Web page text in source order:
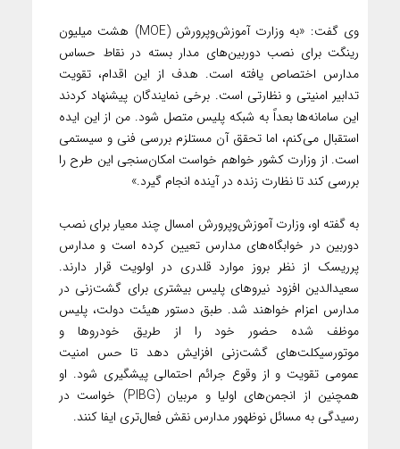
وی گفت: «به وزارت آموزش‌وپرورش (MOE) هشت میلیون
رینگت برای نصب دوربین‌های مدار بسته در نقاط حساس
مدارس اختصاص یافته است. هدف از این اقدام، تقویت
تدابیر امنیتی و نظارتی است. برخی نمایندگان پیشنهاد کردند
این سامانه‌ها بعداً به شبکه پلیس متصل شود. من از این ایده
استقبال می‌کنم، اما تحقق آن مستلزم بررسی فنی و سیستمی
است. از وزارت کشور خواهم خواست امکان‌سنجی این طرح را
بررسی کند تا نظارت زنده در آینده انجام گیرد.»
به گفته او، وزارت آموزش‌وپرورش امسال چند معیار برای نصب
دوربین در خوابگاه‌های مدارس تعیین کرده است و مدارس
پرریسک از نظر بروز موارد قلدری در اولویت قرار دارند.
سعیدالدین افزود نیروهای پلیس بیشتری برای گشت‌زنی در
مدارس اعزام خواهند شد. طبق دستور هیئت دولت، پلیس
موظف شده حضور خود را از طریق خودروها و
موتورسیکلت‌های گشت‌زنی افزایش دهد تا حس امنیت
عمومی تقویت و از وقوع جرائم احتمالی پیشگیری شود. او
همچنین از انجمن‌های اولیا و مربیان (PIBG) خواست در
رسیدگی به مسائل نوظهور مدارس نقش فعال‌تری ایفا کنند.